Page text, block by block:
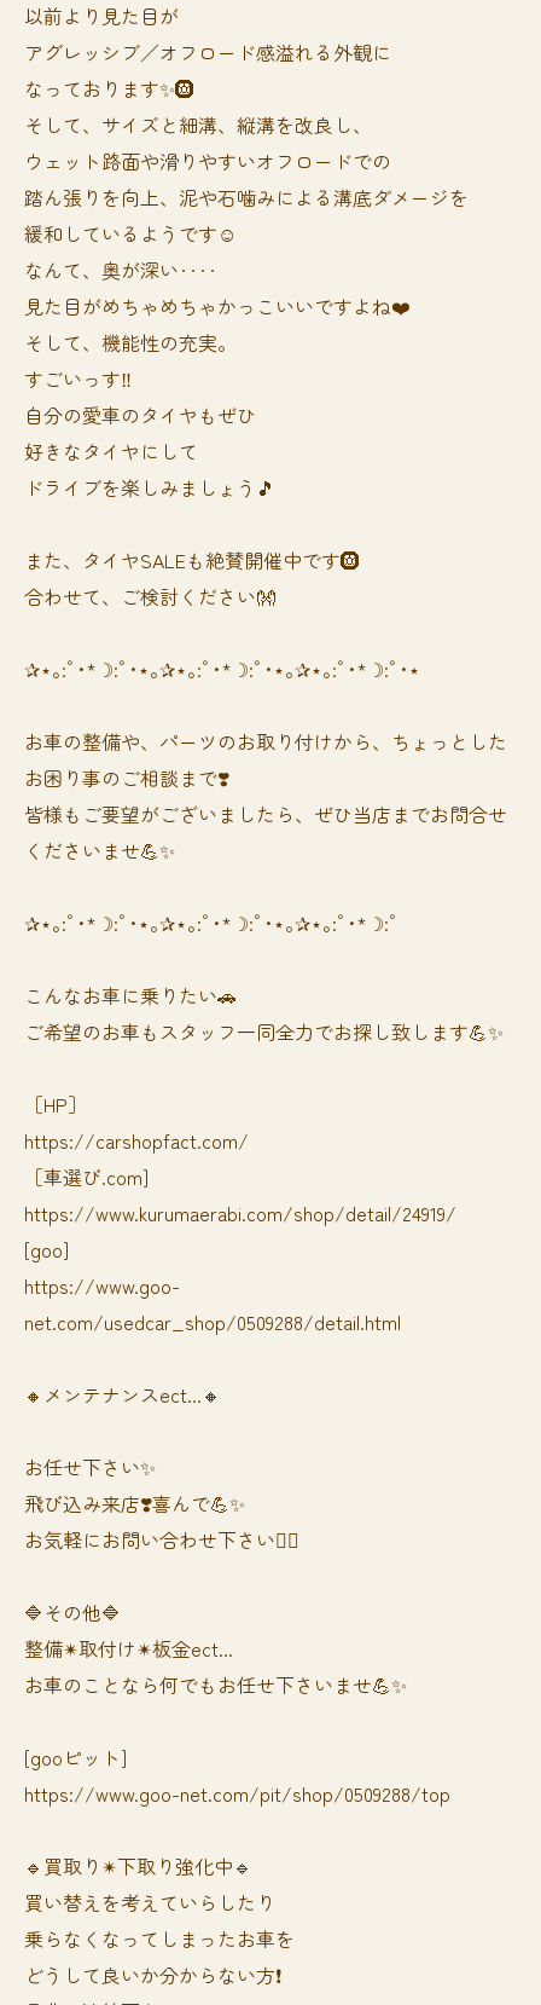
以前より見た目が
アグレッシブ／オフロード感溢れる外観に
なっております✨🛞
そして、サイズと細溝、縦溝を改良し、
ウェット路面や滑りやすいオフロードでの
踏ん張りを向上、泥や石噛みによる溝底ダメージを
緩和しているようです☺️
なんて、奥が深い‥‥
見た目がめちゃめちゃかっこいいですよね❤️
そして、機能性の充実。
すごいっす‼️
自分の愛車のタイヤもぜひ
好きなタイヤにして
ドライブを楽しみましょう🎵
また、タイヤSALEも絶賛開催中です🛞
合わせて、ご検討ください👐
✰⋆｡:ﾟ･*☽:ﾟ･⋆｡✰⋆｡:ﾟ･*☽:ﾟ･⋆｡✰⋆｡:ﾟ･*☽:ﾟ･⋆
お車の整備や、パーツのお取り付けから、ちょっとした
お困り事のご相談まで❣️
皆様もご要望がございましたら、ぜひ当店までお問合せ
くださいませ💪✨
✰⋆｡:ﾟ･*☽:ﾟ･⋆｡✰⋆｡:ﾟ･*☽:ﾟ･⋆｡✰⋆｡:ﾟ･*☽:ﾟ
⁡⁡⁡こんなお車に乗りたい🚗
ご希望のお車もスタッフ一同全力でお探し致します💪✨
［HP］
https://carshopfact.com/
［車選び.com]
https://www.kurumaerabi.com/shop/detail/24919/
[goo]
https://www.goo-
net.com/usedcar_shop/0509288/detail.html
🔸メンテナンスect...🔸
お任せ下さい✨
飛び込み来店❣️喜んで💪✨
お気軽にお問い合わせ下さい🙆‍♀️
🔷その他🔷
整備✴︎取付け✴︎板金ect...
お車のことなら何でもお任せ下さいませ💪✨
[gooピット]
https://www.goo-net.com/pit/shop/0509288/top
🔹買取り✴︎下取り強化中🔹
買い替えを考えていらしたり
乗らなくなってしまったお車を
どうして良いか分からない方❗️